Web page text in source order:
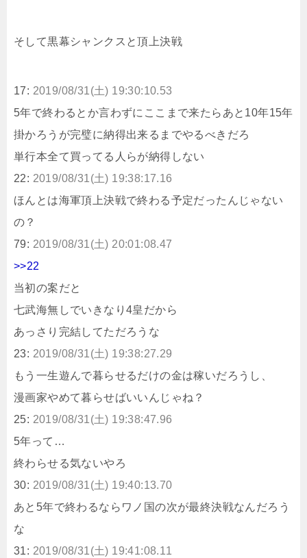
そして黒幕シャンクスと頂上決戦
17: 2019/08/31(土) 19:30:10.53
5年で終わるとか言わずにここまで来たらあと10年15年
掛かろうが完璧に納得出来るまでやるべきだろ
単行本全て買ってる人らが納得しない
22: 2019/08/31(土) 19:38:17.16
ほんとは海軍頂上決戦で終わる予定だったんじゃない
の？
79: 2019/08/31(土) 20:01:08.47
>>22
当初の案だと
七武海無しでいきなり4皇だから
あっさり完結してただろうな
23: 2019/08/31(土) 19:38:27.29
もう一生遊んで暮らせるだけの金は稼いだろうし、
漫画家やめて暮らせばいいんじゃね？
25: 2019/08/31(土) 19:38:47.96
5年って…
終わらせる気ないやろ
30: 2019/08/31(土) 19:40:13.70
あと5年で終わるならワノ国の次が最終決戦なんだろう
な
31: 2019/08/31(土) 19:41:08.11